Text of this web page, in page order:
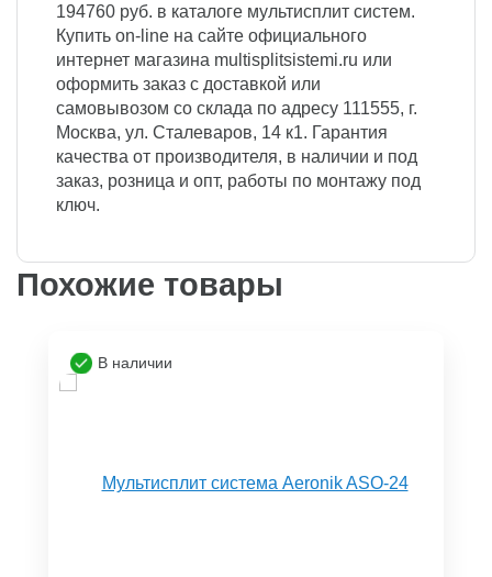
194760 руб. в каталоге мультисплит систем.
Купить on-line на сайте официального
интернет магазина multisplitsistemi.ru или
оформить заказ с доставкой или
самовывозом со склада по адресу 111555, г.
Москва, ул. Сталеваров, 14 к1. Гарантия
качества от производителя, в наличии и под
заказ, розница и опт, работы по монтажу под
ключ.
Похожие товары
В наличии